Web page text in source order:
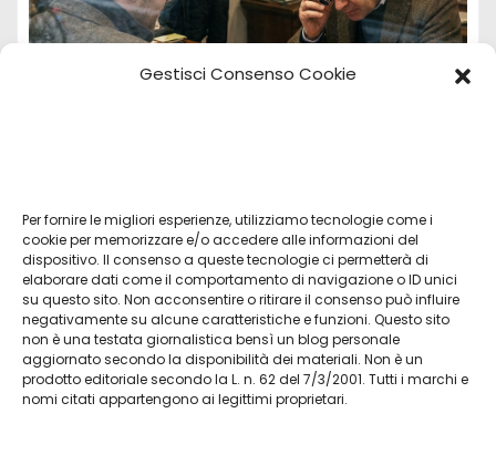
Gestisci Consenso Cookie
Per fornire le migliori esperienze, utilizziamo tecnologie come i
cookie per memorizzare e/o accedere alle informazioni del
dispositivo. Il consenso a queste tecnologie ci permetterà di
elaborare dati come il comportamento di navigazione o ID unici
su questo sito. Non acconsentire o ritirare il consenso può influire
negativamente su alcune caratteristiche e funzioni. Questo sito
non è una testata giornalistica bensì un blog personale
aggiornato secondo la disponibilità dei materiali. Non è un
prodotto editoriale secondo la L. n. 62 del 7/3/2001. Tutti i marchi e
nomi citati appartengono ai legittimi proprietari.
Vendita Tudor Bologna: guida ai migliori
modelli usati
Lug 8, 2026 Admin